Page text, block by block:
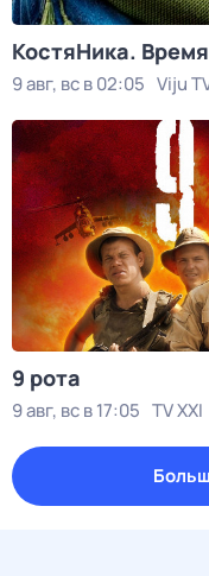
КостяНика.
9 авг, вс в 02:05 Viju
9 рота
9 авг, вс в 17:05 TV XXI